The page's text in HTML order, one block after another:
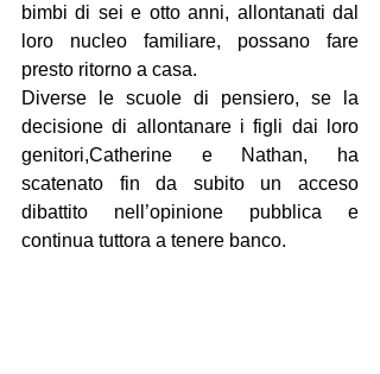
bimbi di sei e otto anni, allontanati dal
loro nucleo familiare, possano fare
presto ritorno a casa.
Diverse le scuole di pensiero, se la
decisione di allontanare i figli dai loro
genitori,Catherine e Nathan, ha
scatenato fin da subito un acceso
dibattito nell’opinione pubblica e
continua tuttora a tenere banco.